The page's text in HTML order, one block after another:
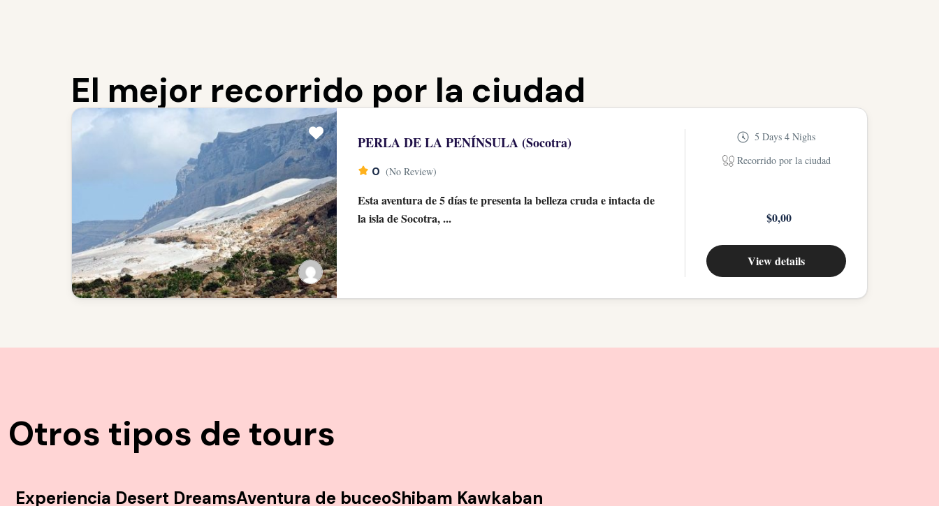
El mejor recorrido por la ciudad
PERLA DE LA PENÍNSULA (Socotra)
0 (No Review)
Esta aventura de 5 días te presenta la belleza cruda e intacta de
la isla de Socotra, ...
5 Days 4 Nighs
Recorrido por la ciudad
$0,00
View details
Otros tipos de tours
Experiencia Desert DreamsAventura de buceoShibam Kawkaban